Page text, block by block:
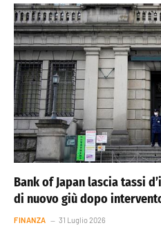
Bank of Japan lascia tassi
di nuovo giù dopo
FINANZA 31 Luglio 2026